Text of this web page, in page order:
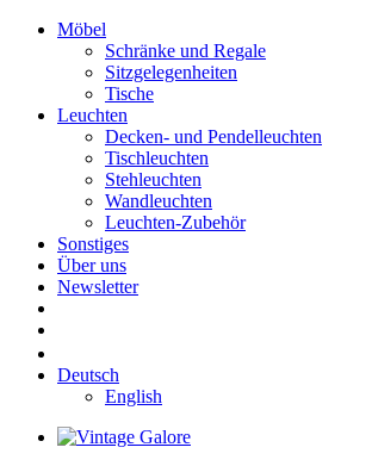
Möbel
Schränke und Regale
Sitzgelegenheiten
Tische
Leuchten
Decken- und Pendelleuchten
Tischleuchten
Stehleuchten
Wandleuchten
Leuchten-Zubehör
Sonstiges
Über uns
Newsletter
Deutsch
English